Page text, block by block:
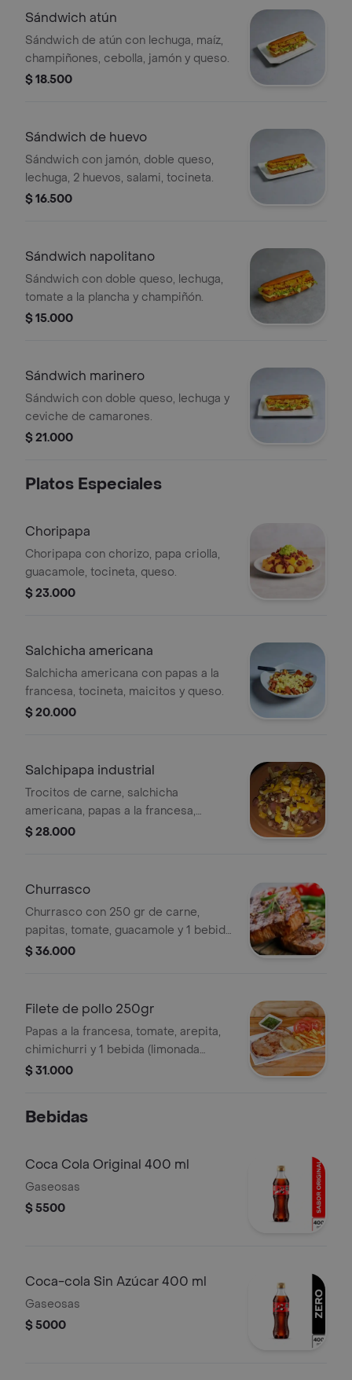
Sándwich atún
Sándwich de atún con lechuga, maíz,
champiñones, cebolla, jamón y queso.
$ 18.500
Sándwich de huevo
Sándwich con jamón, doble queso,
lechuga, 2 huevos, salami, tocineta.
$ 16.500
Sándwich napolitano
Sándwich con doble queso, lechuga,
tomate a la plancha y champiñón.
$ 15.000
Sándwich marinero
Sándwich con doble queso, lechuga y
ceviche de camarones.
$ 21.000
Platos Especiales
Choripapa
Choripapa con chorizo, papa criolla,
guacamole, tocineta, queso.
$ 23.000
Salchicha americana
Salchicha americana con papas a la
francesa, tocineta, maicitos y queso.
$ 20.000
Salchipapa industrial
Trocitos de carne, salchicha
americana, papas a la francesa,
tocineta, maicitos, queso y salsa de
$ 28.000
Churrasco
Churrasco con 250 gr de carne,
papitas, tomate, guacamole y 1 bebida
(limonada natural ó gaseosa 400 ml).
$ 36.000
Filete de pollo 250gr
Papas a la francesa, tomate, arepita,
chimichurri y 1 bebida (limonada
natural ó gaseosa 400 ml). .
$ 31.000
Bebidas
Coca Cola Original 400 ml
Gaseosas
$ 5500
Coca-cola Sin Azúcar 400 ml
Gaseosas
$ 5000